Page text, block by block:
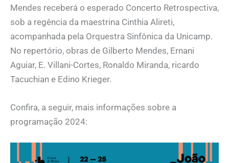
Mendes receberá o esperado Concerto Retrospectiva,
sob a regência da maestrina Cinthia Alireti,
acompanhada pela Orquestra Sinfônica da Unicamp.
No repertório, obras de Gilberto Mendes, Ernani
Aguiar, E. Villani-Cortes, Ronaldo Miranda, ricardo
Tacuchian e Edino Krieger.
Confira, a seguir, mais informações sobre a
programação 2024: